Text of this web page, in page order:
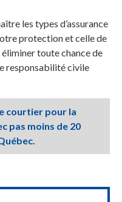
les types d’assurance
protection et celle de
toute chance de
responsabilité civile
courtier pour la
pas moins de 20